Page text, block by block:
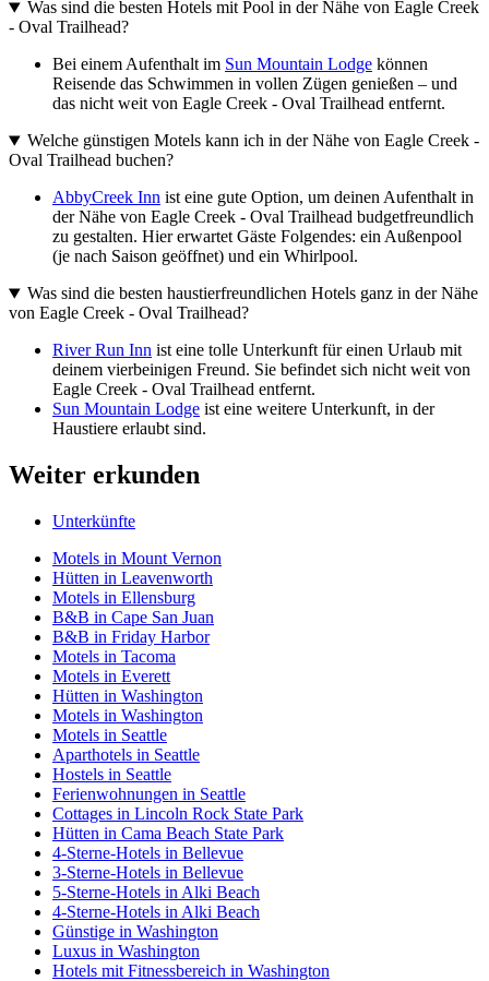
Was sind die besten Hotels mit Pool in der Nähe von Eagle Creek
- Oval Trailhead?
Bei einem Aufenthalt im Sun Mountain Lodge können
Reisende das Schwimmen in vollen Zügen genießen – und
das nicht weit von Eagle Creek - Oval Trailhead entfernt.
Welche günstigen Motels kann ich in der Nähe von Eagle Creek -
Oval Trailhead buchen?
AbbyCreek Inn ist eine gute Option, um deinen Aufenthalt in
der Nähe von Eagle Creek - Oval Trailhead budgetfreundlich
zu gestalten. Hier erwartet Gäste Folgendes: ein Außenpool
(je nach Saison geöffnet) und ein Whirlpool.
Was sind die besten haustierfreundlichen Hotels ganz in der Nähe
von Eagle Creek - Oval Trailhead?
River Run Inn ist eine tolle Unterkunft für einen Urlaub mit
deinem vierbeinigen Freund. Sie befindet sich nicht weit von
Eagle Creek - Oval Trailhead entfernt.
Sun Mountain Lodge ist eine weitere Unterkunft, in der
Haustiere erlaubt sind.
Weiter erkunden
Unterkünfte
Motels in Mount Vernon
Hütten in Leavenworth
Motels in Ellensburg
B&B in Cape San Juan
B&B in Friday Harbor
Motels in Tacoma
Motels in Everett
Hütten in Washington
Motels in Washington
Motels in Seattle
Aparthotels in Seattle
Hostels in Seattle
Ferienwohnungen in Seattle
Cottages in Lincoln Rock State Park
Hütten in Cama Beach State Park
4-Sterne-Hotels in Bellevue
3-Sterne-Hotels in Bellevue
5-Sterne-Hotels in Alki Beach
4-Sterne-Hotels in Alki Beach
Günstige in Washington
Luxus in Washington
Hotels mit Fitnessbereich in Washington